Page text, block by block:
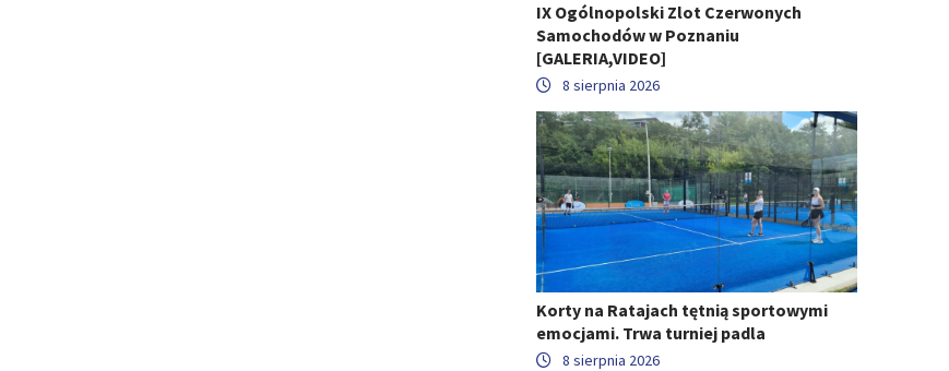
IX Ogólnopolski Zlot Czerwonych
Samochodów w Poznaniu
[GALERIA,VIDEO]
8 sierpnia 2026
Korty na Ratajach tętnią sportowymi
emocjami. Trwa turniej padla
8 sierpnia 2026